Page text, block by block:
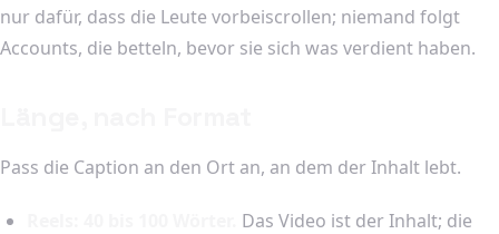
nur dafür, dass die Leute vorbeiscrollen; niemand folgt
Accounts, die betteln, bevor sie sich was verdient haben.
Pass die Caption an den Ort an, an dem der Inhalt lebt.
Das Video ist der Inhalt; die